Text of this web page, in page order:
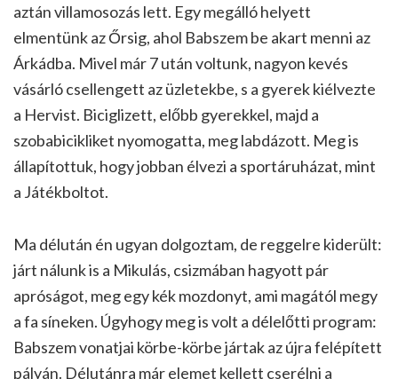
aztán villamosozás lett. Egy megálló helyett
elmentünk az Őrsig, ahol Babszem be akart menni az
Árkádba. Mivel már 7 után voltunk, nagyon kevés
vásárló csellengett az üzletekbe, s a gyerek kiélvezte
a Hervist. Biciglizett, előbb gyerekkel, majd a
szobabicikliket nyomogatta, meg labdázott. Meg is
állapítottuk, hogy jobban élvezi a sportáruházat, mint
a Játékboltot.
Ma délután én ugyan dolgoztam, de reggelre kiderült:
járt nálunk is a Mikulás, csizmában hagyott pár
apróságot, meg egy kék mozdonyt, ami magától megy
a fa síneken. Úgyhogy meg is volt a délelőtti program:
Babszem vonatjai körbe-körbe jártak az újra felépített
pályán. Délutánra már elemet kellett cserélni a